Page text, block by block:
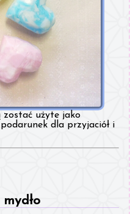
zostać użyte jako
dla przyjaciół i